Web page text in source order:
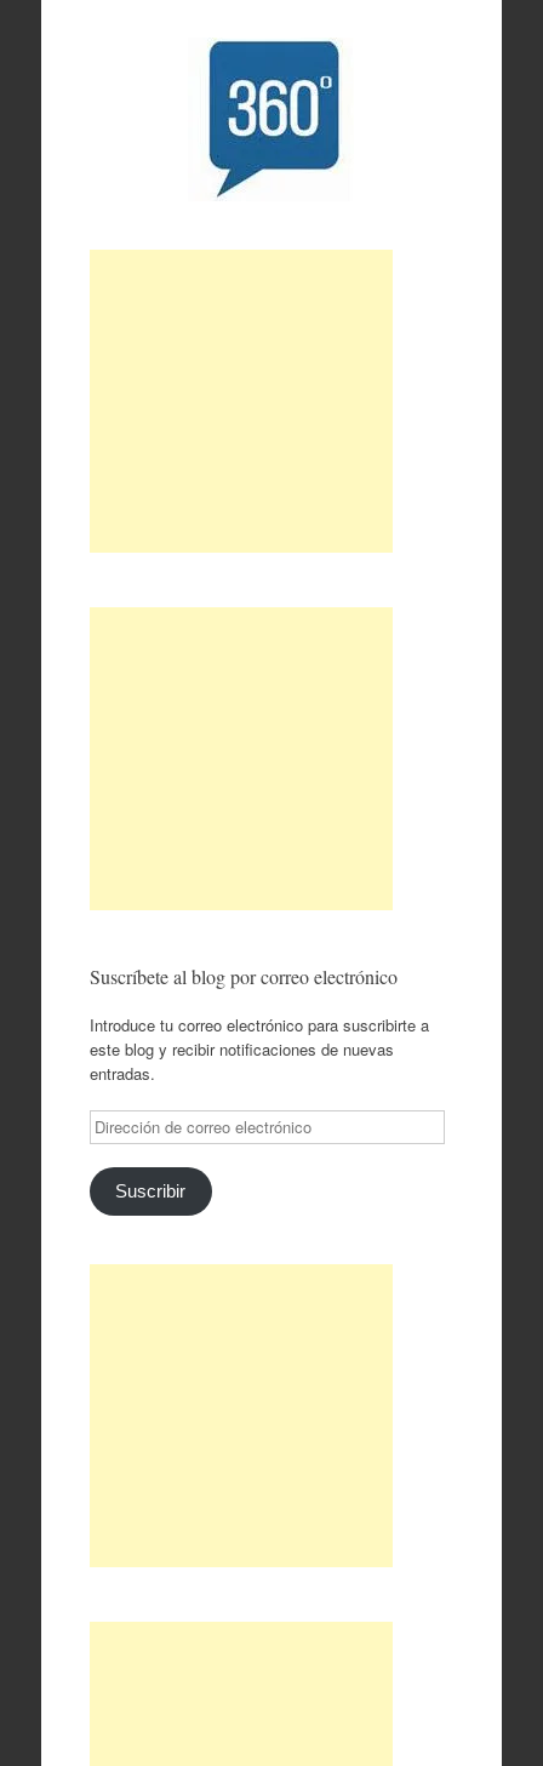
Suscríbete al blog por correo electrónico
Introduce tu correo electrónico para suscribirte a
este blog y recibir notificaciones de nuevas
entradas.
Dirección
de
correo
electrónico
Suscribir